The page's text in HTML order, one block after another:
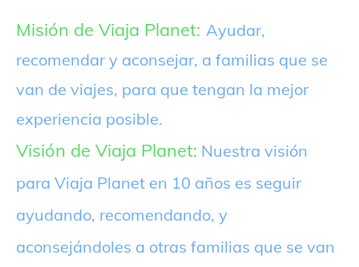
Misión de Viaja Planet: Ayudar,
recomendar y aconsejar, a familias que se
van de viajes, para que tengan la mejor
experiencia posible.
Visión de Viaja Planet: Nuestra visión
para Viaja Planet en 10 años es seguir
ayudando, recomendando, y
aconsejándoles a otras familias que se van